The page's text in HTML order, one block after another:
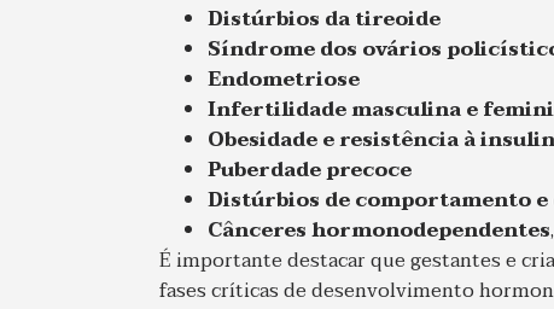
Distúrbios da tireoide
Síndrome dos ovários
Endometriose
Infertilidade masculina e
Obesidade e resistência à
Puberdade precoce
Distúrbios de comportamento
Cânceres hormonodependentes
É importante destacar que gestantes e
fases críticas de desenvolvimento